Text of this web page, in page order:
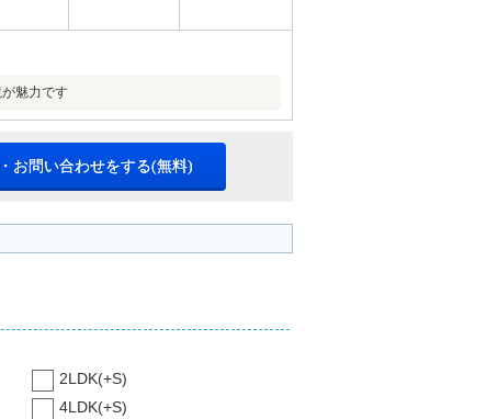
魅力です
お問い合わせをする(無料)
2LDK(+S)
4LDK(+S)